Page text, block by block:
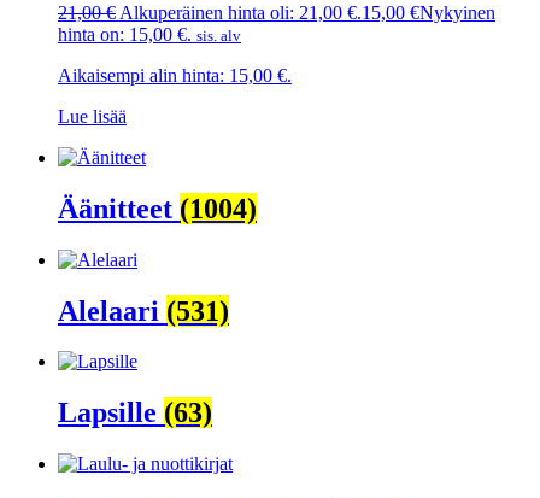
21,00€ Alkuperäinen hinta oli: 21,00 €.15,00 €Nykyinen
hinta on: 15,00 €. sis. alv
Aikaisempi alin hinta: 15,00 €.
Lue lisää
Äänitteet (1004)
Alelaari (531)
Lapsille (63)